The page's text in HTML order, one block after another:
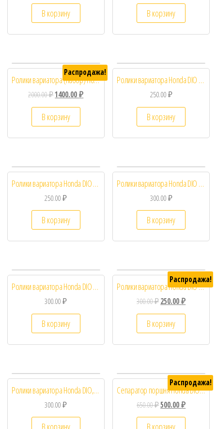
В корзину В корзину
Распродажа!
Ролики вариатора (набор) Honda DIO , GY6 50 16-13 5/6/7/8/9/10g
2000.00₽1400.00₽
В корзину
Ролики вариатора Honda DIO 11грамм
250.00₽
В корзину
Ролики вариатора Honda DIO 13×16 12 грамм
250.00₽
В корзину
Ролики вариатора Honda DIO 16×13 7.5грамм
300.00₽
В корзину
Ролики вариатора Honda DIO 16×13 9,5 грамм
300.00₽
В корзину
Распродажа!
Ролики вариатора Honda DIO 8.5гр
300.00₽250.00₽
В корзину
Ролики вариатора Honda DIO, GY6 50 16-13 6.5g
300.00₽
Распродажа!
Сепаратор поршня Honda DIO Япония IKO 12*17*14
650.00₽500.00₽